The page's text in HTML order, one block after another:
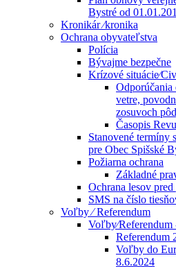
Bystré od
Kronikár ⁄kronika
Ochrana obyvateľstva
Polícia
Bývajme bezpečne
Krízové
vetre,
zosuvoch
Časopis
Stanovené termíny
pre Obec Spišské
Požiarna ochrana
Základné
Ochrana lesov
SMS na číslo
Voľby ⁄ Referendum
Referendum
Voľby do
8.6.2024